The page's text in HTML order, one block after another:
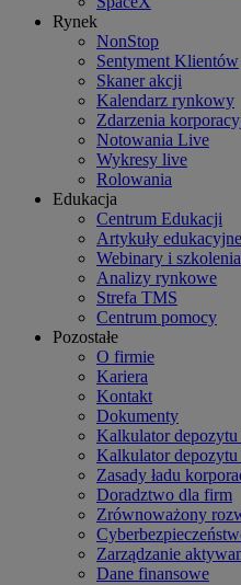
Rynek
NonStop
Sentyment Klientów
Skaner akcji
Kalendarz rynkowy
Zdarzenia
Notowania Live
Wykresy live
Rolowania
Edukacja
Centrum Edukacji
Artykuły edukacyjne
Webinary i szkolenia
Analizy rynkowe
Strefa TMS
Centrum pomocy
Pozostałe
O firmie
Kariera
Kontakt
Dokumenty
Kalkulator
Kalkulator depozytu
Zasady ładu
Doradztwo dla firm
Zrównoważony
Zarządzanie
Dane finansowe